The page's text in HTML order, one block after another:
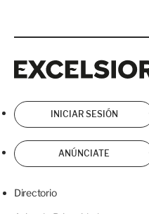
INICIAR SESIÓN
ANÚNCIATE
Directorio